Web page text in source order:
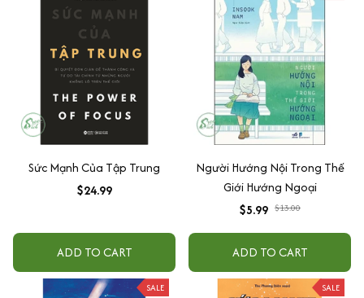
Sức Mạnh Của Tập Trung
$24.99
ADD TO CART
Người Hướng Nội Trong Thế
Giới Hướng Ngoại
$5.99 $13.00
ADD TO CART
SALE SALE